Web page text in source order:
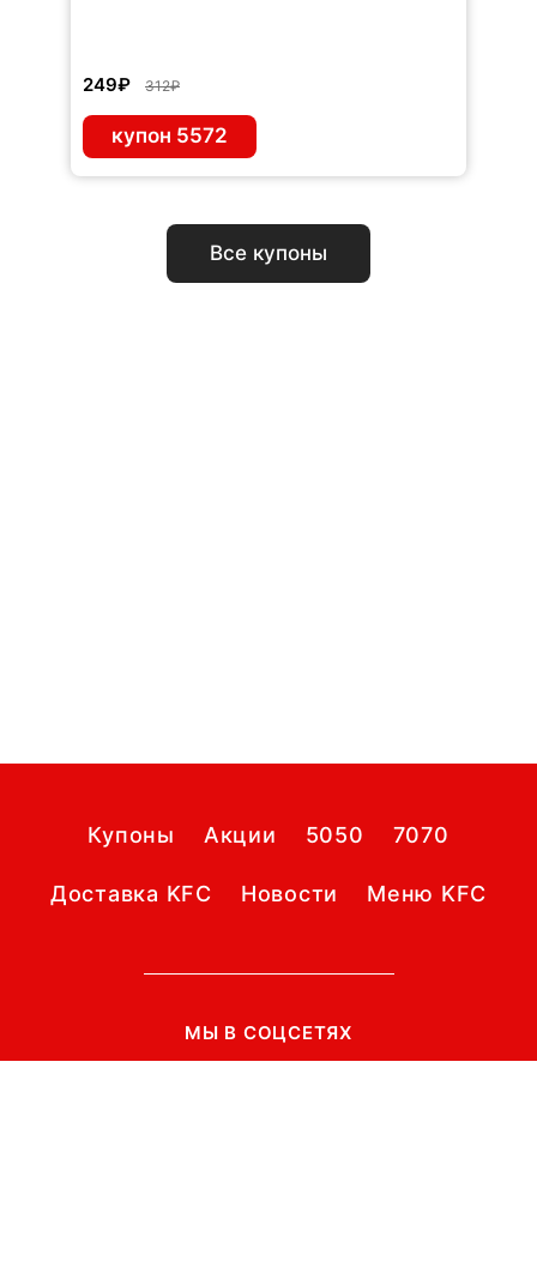
249₽ 312₽
купон 5572
Все купоны
Купоны Акции 5050 7070
Доставка KFC Новости Меню KFC
МЫ В СОЦСЕТЯХ